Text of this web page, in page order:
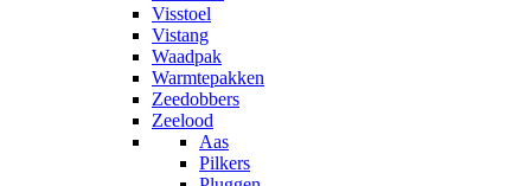
Visstoel
Vistang
Waadpak
Warmtepakken
Zeedobbers
Zeelood
Aas
Pilkers